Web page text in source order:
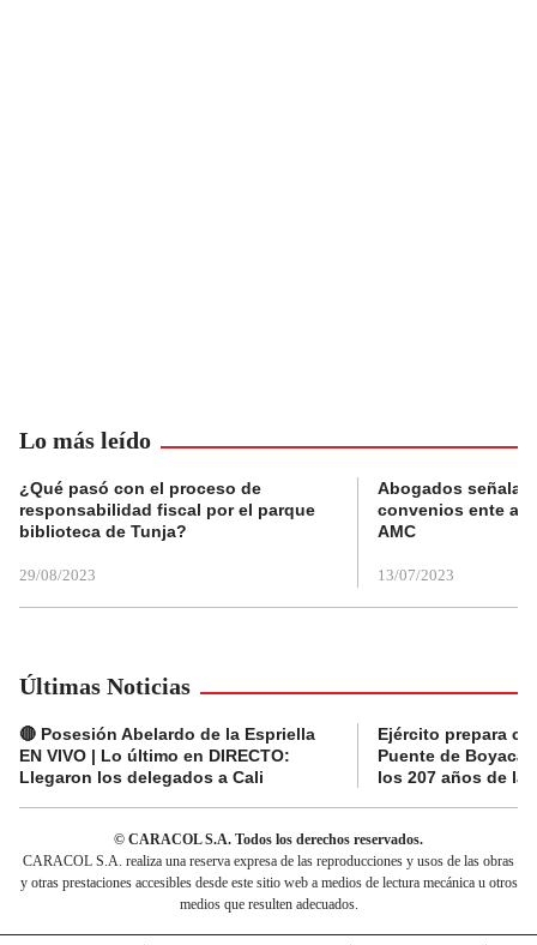
Lo más leído
¿Qué pasó con el proceso de
responsabilidad fiscal por el parque
biblioteca de Tunja?
29/08/2023
Abogados
convenios ente
AMC
13/07/2023
Últimas Noticias
🔴 Posesión Abelardo de la Espriella
EN VIVO | Lo último en DIRECTO:
Llegaron los delegados a Cali
Ejército prepara
Puente de Boyacá
los 207 años de la
© CARACOL S.A. Todos los derechos reservados.
CARACOL S.A. realiza una reserva expresa de las reproducciones y usos de las obras
y otras prestaciones accesibles desde este sitio web a medios de lectura mecánica u otros
medios que resulten adecuados.